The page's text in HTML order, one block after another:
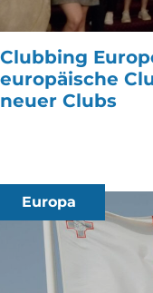
Clubbing
europäische
neuer Clubs
Europa